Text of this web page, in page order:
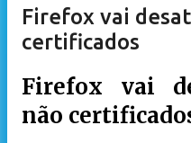
Firefox vai
certificados
Firefox vai
não